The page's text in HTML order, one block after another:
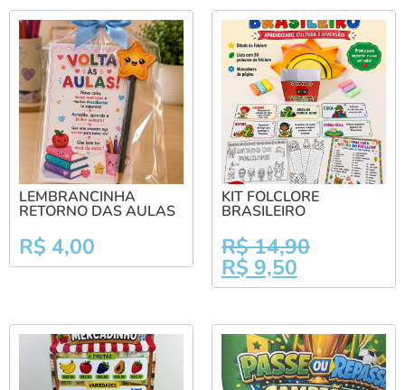
LEMBRANCINHA
RETORNO DAS AULAS
R$ 4,00
KIT FOLCLORE
BRASILEIRO
R$14,90
R$ 9,50